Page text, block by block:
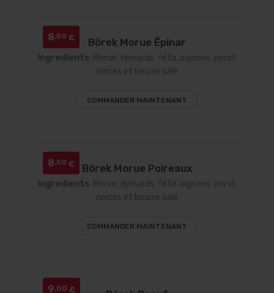
Börek Morue Épinar
Ingredients: Morue, épinards, féta, oignons, persil,
épices et beurre salé
8,50 €
COMMANDER MAINTENANT
Börek Morue Poireaux
Ingredients: Morue, épinards, féta, oignons, persil,
épices et beurre salé
8,50 €
COMMANDER MAINTENANT
9,00 €